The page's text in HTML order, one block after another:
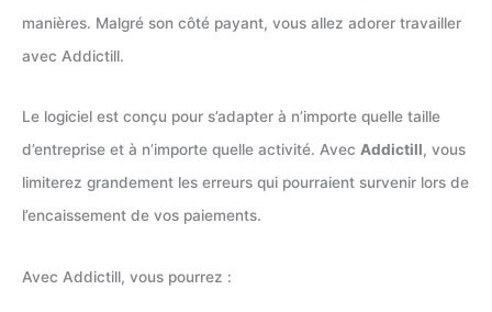
manières. Malgré son côté payant, vous allez adorer travailler
avec Addictill.
Le logiciel est conçu pour s’adapter à n’importe quelle taille
d’entreprise et à n’importe quelle activité. Avec Addictill, vous
limiterez grandement les erreurs qui pourraient survenir lors de
l’encaissement de vos paiements.
Avec Addictill, vous pourrez :